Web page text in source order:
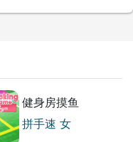
健身房摸鱼
拼手速 女